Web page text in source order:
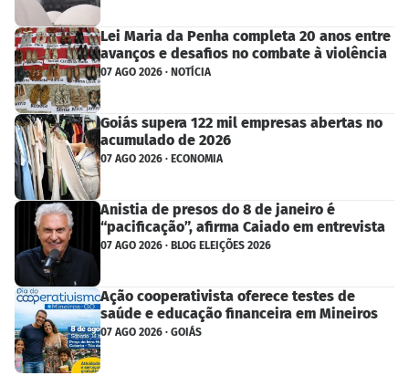
Lei Maria da Penha completa 20 anos entre
avanços e desafios no combate à violência
07 AGO 2026 · NOTÍCIA
Goiás supera 122 mil empresas abertas no
acumulado de 2026
07 AGO 2026 · ECONOMIA
Anistia de presos do 8 de janeiro é
“pacificação”, afirma Caiado em entrevista
07 AGO 2026 · BLOG ELEIÇÕES 2026
Ação cooperativista oferece testes de
saúde e educação financeira em Mineiros
07 AGO 2026 · GOIÁS